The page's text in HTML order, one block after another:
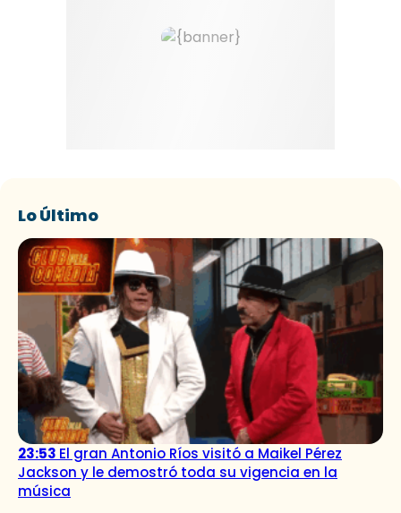
Lo Último
23:53 El gran Antonio Ríos visitó a Maikel Pérez
Jackson y le demostró toda su vigencia en la
música